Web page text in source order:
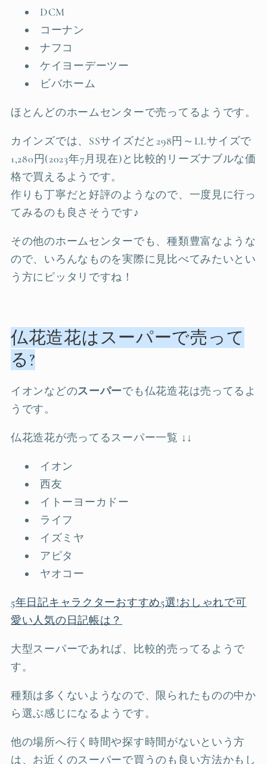
DCM
コーナン
ナフコ
ケイヨーデーツー
ビバホーム
ほとんどのホームセンターで売ってるようです。
カインズでは、SSサイズだと298円～LLサイズで
1,280円(2023年7月現在)と比較的リーズナブルな価
格で買えるようです。
作りも丁寧だと好評のようなので、一度見に行っ
てみるのも良さそうです♪
その他のホームセンターでも、種類豊富なような
ので、いろんなものを実際に見比べてみたいとい
う方にピッタリですね！
仏花造花はスーパーで売って
る?
イオンなどのスーパーでも仏花造花は売ってるよ
うです。
仏花造花が売ってるスーパー一覧 ↓↓
イオン
西友
イトーヨーカドー
ライフ
イズミヤ
アピタ
ヤオコー
5年日記キャラクターおすすめ5選!おしゃれで可
愛い人気の日記帳は？
大型スーパーであれば、比較的売ってるようで
す。
種類は多くないようなので、限られたものの中か
ら選ぶ感じになるようです。
他の場所へ行く時間や探す時間がないという方
は、お近くのスーパーで買うのも良い方法かもし